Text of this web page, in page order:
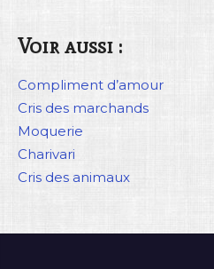
Voir aussi :
Compliment d’amour
Cris des marchands
Moquerie
Charivari
Cris des animaux